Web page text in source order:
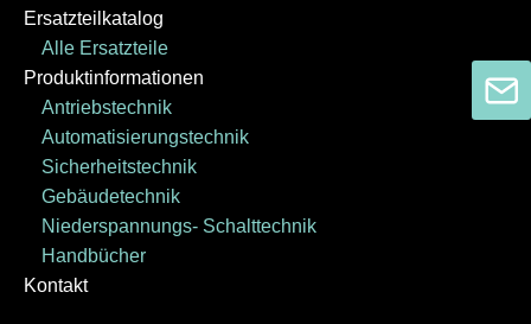
Ersatzteilkatalog
Alle Ersatzteile
Produktinformationen
Antriebstechnik
Automatisierungstechnik
Sicherheitstechnik
Gebäudetechnik
Niederspannungs- Schalttechnik
Handbücher
Kontakt